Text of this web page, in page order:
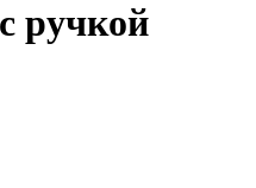
ручкой